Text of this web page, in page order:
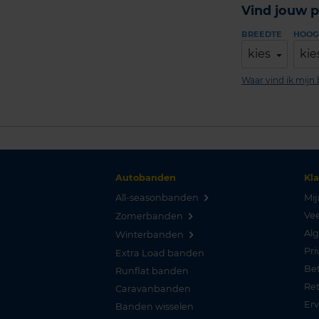
Vind jouw
BREEDTE
kies
Waar vind ik mijn
Autobanden
All-seasonbanden
Zomerbanden
Winterbanden
Extra Load banden
Runflat banden
Caravanbanden
Banden wisselen